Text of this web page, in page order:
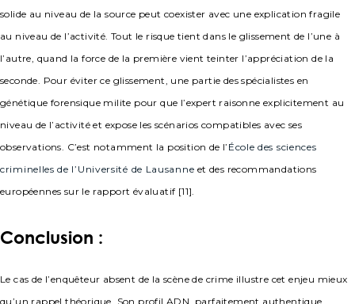
solide au niveau de la source peut coexister avec une explication fragile
au niveau de l’activité. Tout le risque tient dans le glissement de l’une à
l’autre, quand la force de la première vient teinter l’appréciation de la
seconde. Pour éviter ce glissement, une partie des spécialistes en
génétique forensique milite pour que l’expert raisonne explicitement au
niveau de l’activité et expose les scénarios compatibles avec ses
observations. C’est notamment la position de l’ École des sciences
criminelles de l’Université de Lausanne et des recommandations
européennes sur le rapport évaluatif [11].
Conclusion :
Le cas de l’enquêteur absent de la scène de crime illustre cet enjeu mieux
qu’un rappel théorique. Son profil ADN, parfaitement authentique,